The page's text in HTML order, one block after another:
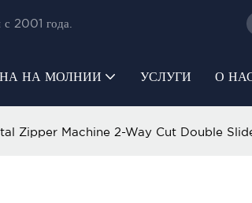
2001 года.
НА МОЛНИИ УСЛУГИ О
Zipper Machine 2-Way Cut Double